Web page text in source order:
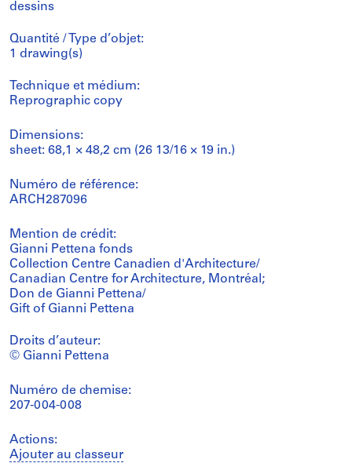
dessins
Quantité / Type d’objet:
1 drawing(s)
Technique et médium:
Reprographic copy
Dimensions:
sheet: 68,1 × 48,2 cm (26 13/16 × 19 in.)
Numéro de référence:
ARCH287096
Mention de crédit:
Gianni Pettena fonds
Collection Centre Canadien d'Architecture/
Canadian Centre for Architecture, Montréal;
Don de Gianni Pettena/
Gift of Gianni Pettena
Droits d’auteur:
© Gianni Pettena
Numéro de chemise:
207-004-008
Actions:
Ajouter au classeur